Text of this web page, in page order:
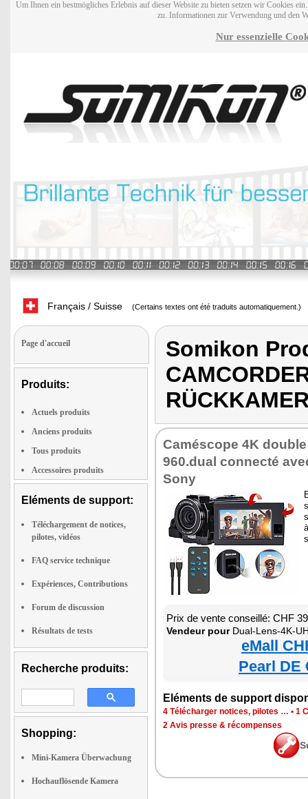
Um Ihnen ein bestmögliches Erlebnis auf dieser Website zu bieten setzen wir Cookies
zu. Informationen zur Verwendung und den
Nur essenzielle
Français / Suisse (Certains textes ont été traduits automatiquement.)
Page d'accueil
Produits:
Actuels produits
Anciens produits
Tous produits
Accessoires produits
Eléments de support:
Téléchargement de notices,
pilotes, vidéos
FAQ service technique
Expériences, Contributions
Forum de discussion
Résultats de tests
Recherche produits:
Shopping:
Mini-Kamera Überwachung
Hochauflösende Kamera
Somikon
Caméscope 4K
960.dual connecté
Sony
Prix de vente conseillé: CHF
Vendeur pourDual-Lens-4K-UHD-Camcorder mit
eMall
Pearl DE
Eléments de support
4 Télécharger notices, pilotes … • 1
2 Avis presse & récompenses